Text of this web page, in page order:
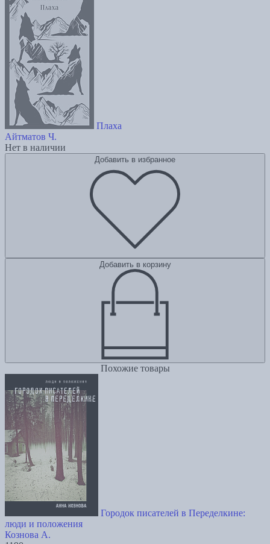
Плаха
Айтматов Ч.
Нет в наличии
Добавить в избранное
Добавить в корзину
Похожие товары
Городок писателей в Переделкине:
люди и положения
Кознова А.